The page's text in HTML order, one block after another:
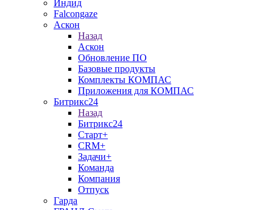
Индид
Falcongaze
Аскон
Назад
Аскон
Обновление ПО
Базовые продукты
Комплекты КОМПАС
Приложения для КОМПАС
Битрикс24
Назад
Битрикс24
Старт+
CRM+
Задачи+
Команда
Компания
Отпуск
Гарда